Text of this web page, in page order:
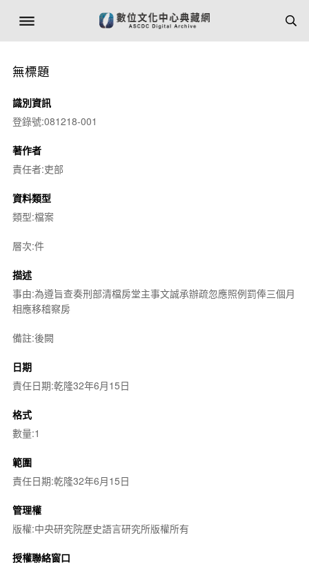
無標題
識別資訊
登錄號:081218-001
著作者
責任者:吏部
資料類型
類型:檔案
層次:件
描述
事由:為遵旨查奏刑部清檔房堂主事文誠承辦疏忽應照例罰俸三個月
相應移稽察房
備註:後闕
日期
責任日期:乾隆32年6月15日
格式
數量:1
範圍
責任日期:乾隆32年6月15日
管理權
版權:中央研究院歷史語言研究所版權所有
授權聯絡窗口